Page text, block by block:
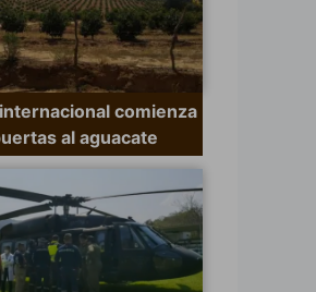
comienza
al aguacate